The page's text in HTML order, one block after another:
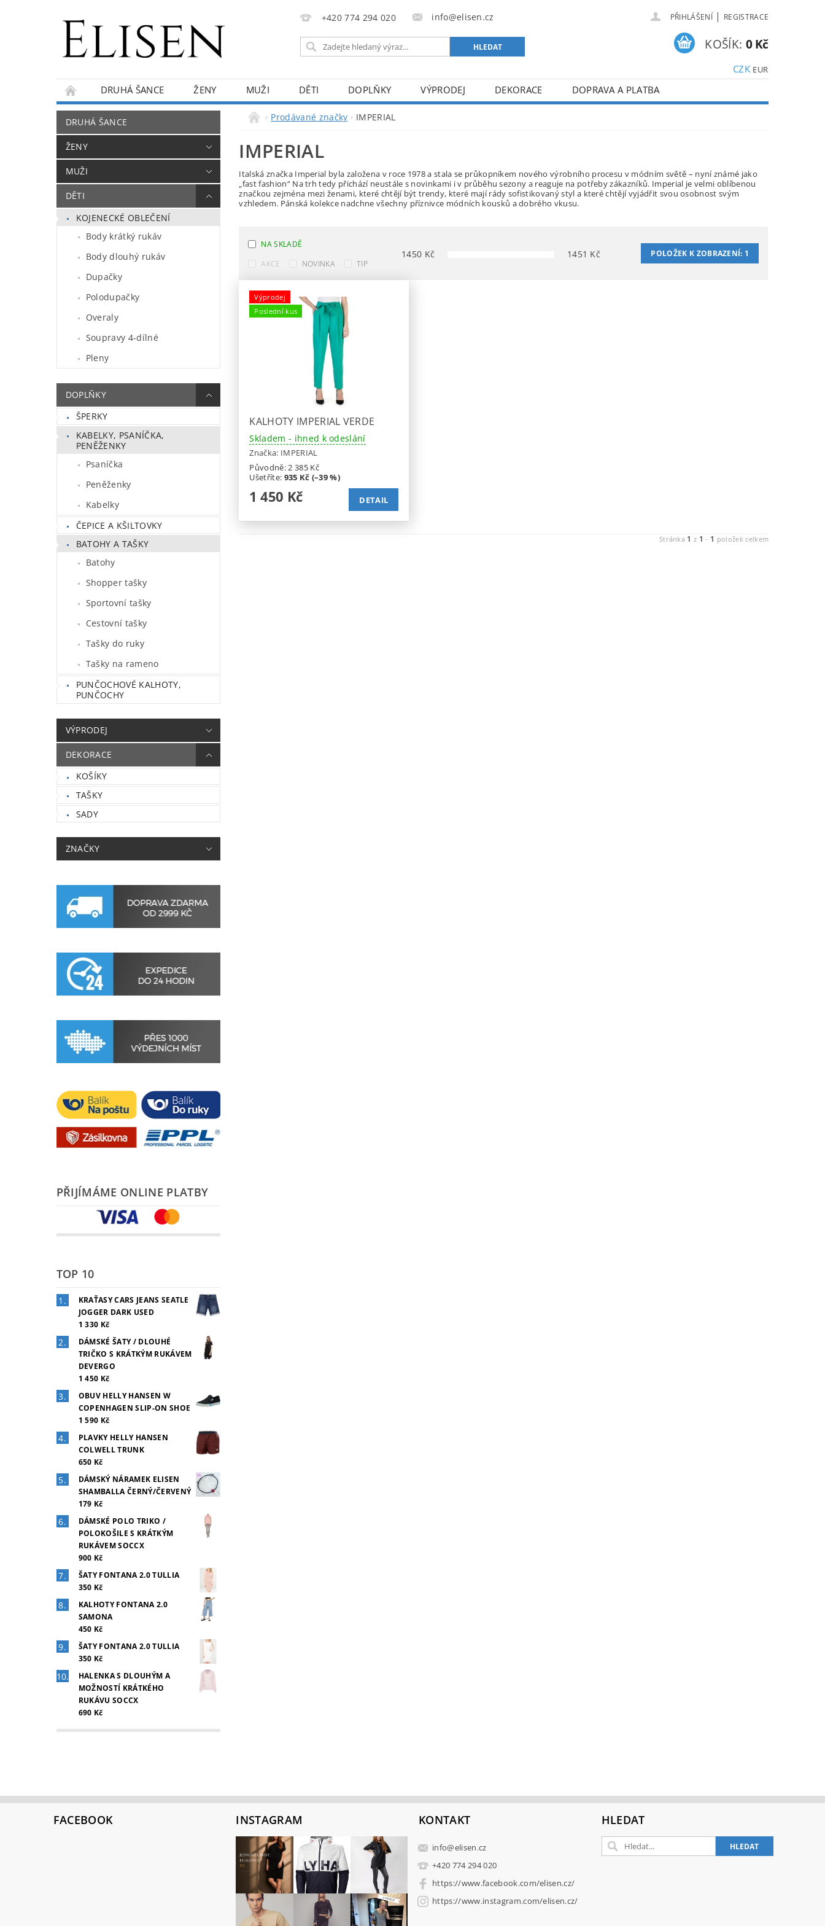
+420 774 294 020 info@elisen.cz PŘIHLÁŠENÍ | REGISTRACE
CZK EUR
KOŠÍK: 0 Kč
DRUHÁ ŠANCE ŽENY MUŽI DĚTI DOPLŇKY VÝPRODEJ DEKORACE
DOPRAVA A PLATBA
KONTAKTY
O NÁS BLOG
DRUHÁ ŠANCE
ŽENY
MUŽI
DĚTI
KOJENECKÉ OBLEČENÍ
Body krátký rukáv
Body dlouhý rukáv
Dupačky
Polodupačky
Overaly
Soupravy 4-dílné
Pleny
DOPLŇKY
ŠPERKY
KABELKY, PSANÍČKA,
PENĚŽENKY
Psaníčka
Peněženky
Kabelky
ČEPICE A KŠILTOVKY
BATOHY A TAŠKY
Batohy
Shopper tašky
Sportovní tašky
Cestovní tašky
Tašky do ruky
Tašky na rameno
PUNČOCHOVÉ KALHOTY,
PUNČOCHY
VÝPRODEJ
DEKORACE
KOŠÍKY
TAŠKY
SADY
ZNAČKY
PŘIJÍMÁME ONLINE PLATBY
TOP 10
KRAŤASY CARS JEANS SEATLE
JOGGER DARK USED
1 330 Kč
DÁMSKÉ ŠATY / DLOUHÉ
TRIČKO S KRÁTKÝM RUKÁVEM
DEVERGO
1 450 Kč
OBUV HELLY HANSEN W
COPENHAGEN SLIP-ON SHOE
1 590 Kč
PLAVKY HELLY HANSEN
COLWELL TRUNK
650 Kč
DÁMSKÝ NÁRAMEK ELISEN
SHAMBALLA ČERNÝ/ČERVENÝ
179 Kč
DÁMSKÉ POLO TRIKO /
POLOKOŠILE S KRÁTKÝM
RUKÁVEM SOCCX
900 Kč
ŠATY FONTANA 2.0 TULLIA
350 Kč
KALHOTY FONTANA 2.0
SAMONA
450 Kč
ŠATY FONTANA 2.0 TULLIA
350 Kč
HALENKA S DLOUHÝM A
MOŽNOSTÍ KRÁTKÉHO
RUKÁVU SOCCX
690 Kč
Prodávané značky IMPERIAL
IMPERIAL
Italská značka Imperial byla založena v roce 1978 a stala se průkopníkem nového výrobního procesu v módním světě – nyní známé jako
„fast fashion“ Na trh tedy přichází neustále s novinkami i v průběhu sezony a reaguje na potřeby zákazníků. Imperial je velmi oblíbenou
značkou zejména mezi ženami, které chtějí být trendy, které mají rády sofistikovaný styl a které chtějí vyjádřit svou osobnost svým
vzhledem. Pánská kolekce nadchne všechny příznivce módních kousků a dobrého vkusu.
NA SKLADĚ
AKCE
NOVINKA TIP
1450 Kč 1451 Kč POLOŽEK K ZOBRAZENÍ: 1
Výprodej
Poslední kus
KALHOTY IMPERIAL VERDE
Skladem - ihned k odeslání
Značka: IMPERIAL
Původně:2 385 Kč
Ušetříte: 935 Kč (–39 %)
1 450 Kč DETAIL
Stránka 1 z 1 - 1 položek celkem
FACEBOOK INSTAGRAM KONTAKT
info@elisen.cz
+420 774 294 020
https://www.facebook.com/elisen.cz/
https://www.instagram.com/elisen.cz/
HLEDAT